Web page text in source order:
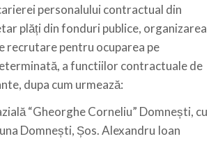
personalului contractual din
plăți din fonduri publice, organizarea
recrutare pentru ocuparea pe
a functiilor contractuale de
dupa cum urmează:
“Gheorghe Corneliu” Domnești, cu
Domnești, Șos. Alexandru Ioan